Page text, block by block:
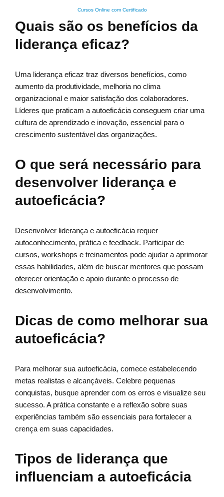
Cursos Online com Certificado
Quais são os benefícios da
liderança eficaz?
Uma liderança eficaz traz diversos benefícios, como
aumento da produtividade, melhoria no clima
organizacional e maior satisfação dos colaboradores.
Líderes que praticam a autoeficácia conseguem criar uma
cultura de aprendizado e inovação, essencial para o
crescimento sustentável das organizações.
O que será necessário para
desenvolver liderança e
autoeficácia?
Desenvolver liderança e autoeficácia requer
autoconhecimento, prática e feedback. Participar de
cursos, workshops e treinamentos pode ajudar a aprimorar
essas habilidades, além de buscar mentores que possam
oferecer orientação e apoio durante o processo de
desenvolvimento.
Dicas de como melhorar sua
autoeficácia?
Para melhorar sua autoeficácia, comece estabelecendo
metas realistas e alcançáveis. Celebre pequenas
conquistas, busque aprender com os erros e visualize seu
sucesso. A prática constante e a reflexão sobre suas
experiências também são essenciais para fortalecer a
crença em suas capacidades.
Tipos de liderança que
influenciam a autoeficácia